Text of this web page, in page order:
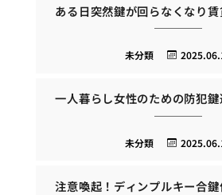
ある日突然鍵が回らなくなり
未分類
一人暮らし女性のための防犯
未分類
注意喚起！ディンプルキー合